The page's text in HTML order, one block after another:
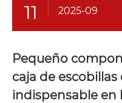
11 2025-09
Pequeño
caja de
indispensable en